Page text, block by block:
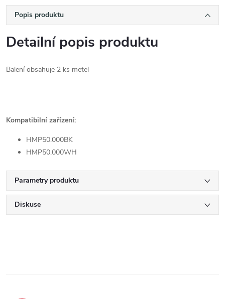
Popis produktu
Detailní popis produktu
Balení obsahuje 2 ks metel
Kompatibilní zařízení:
HMP50.000BK
HMP50.000WH
Parametry produktu
Diskuse